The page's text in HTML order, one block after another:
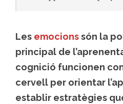
Les emocionssón la
principal de
cognició funcionen
cervell per orientar
establir estratègies